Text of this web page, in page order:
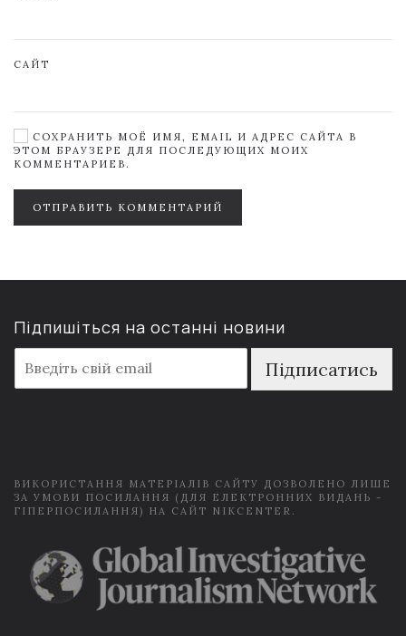
САЙТ
СОХРАНИТЬ МОЁ ИМЯ, EMAIL И АДРЕС САЙТА В
ЭТОМ БРАУЗЕРЕ ДЛЯ ПОСЛЕДУЮЩИХ МОИХ
КОММЕНТАРИЕВ.
ОТПРАВИТЬ КОММЕНТАРИЙ
Підпишіться на останні новини
m
a
Підписатись
ВИКОРИСТАННЯ МАТЕРІАЛІВ САЙТУ ДОЗВОЛЕНО ЛИШЕ
ЗА УМОВИ ПОСИЛАННЯ (ДЛЯ ЕЛЕКТРОННИХ ВИДАНЬ -
ГІПЕРПОСИЛАННЯ) НА САЙТ NIKCENTER.